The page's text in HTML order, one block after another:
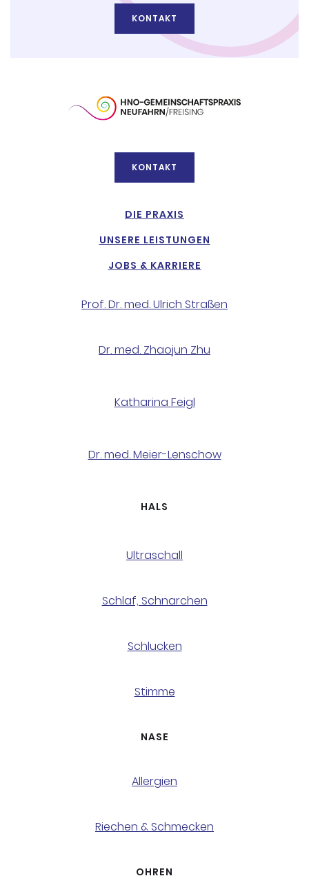
KONTAKT
KONTAKT
DIE PRAXIS
UNSERE LEISTUNGEN
Prof. Dr. med. Ulrich Straßen
Dr. med. Zhaojun Zhu
Katharina Feigl
Dr. med. Meier-Lenschow
HALS
Ultraschall
Schlaf, Schnarchen
Schlucken
Stimme
NASE
Allergien
Riechen & Schmecken
OHREN
JOBS & KARRIERE